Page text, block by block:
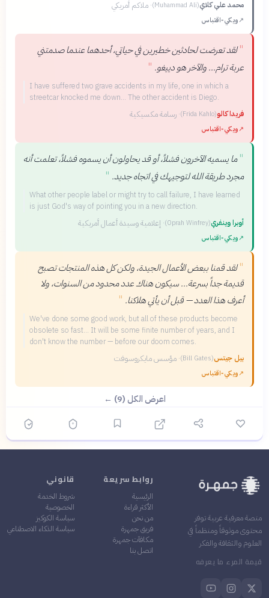
محمد علي كلاي
(Muhammad Ali)
· ملاكم أمريكي
↗ويكي‑اقتباس
" لقد تعرضت لحادثين خطيرين في حياتي، أحدهما عندما صدمتني
عربة ترام... والآخر هو دييغو. "
I have suffered two grave accidents in my life, one in which a
streetcar knocked me down... The other accident is Diego.
فريدا كالو
(Frida Kahlo)
· رسامة مكسيكية
↗ويكي‑اقتباس
" ما يسميه الآخرون فشلاً، أو قد يحاولون أن يسموه فشلاً، تعلمت أنه
مجرد طريقة الله لتوجيهك في اتجاه جديد. "
What other people label or might try to call failure, I have learned
is just God's way of pointing you in a new direction.
أوبرا وينفري
(Oprah Winfrey)
· إعلامية وسيدة أعمال أمريكية
↗ويكي‑اقتباس
" لقد قمنا ببعض الأعمال الجيدة، ولكن كل هذه المنتجات تصبح
قديمة جداً بسرعة... سيكون هناك عدد محدود من السنوات، ولا
أعرف هذا العدد — قبل أن يأتي هلاكنا. "
We've done some good work, but all of these products become
obsolete so fast... It will be some finite number of years, and I
don't know the number — before our doom comes.
بيل جيتس
(Bill Gates)
· مؤسس مايكروسوفت
↗ويكي‑اقتباس
اعرض الكل (9) ←
منصة معرفية عربية توفر
محتوى موثوقاً ومنظماً في
العلوم والثقافة والفكر
قيمة المرء ما يعرفه
روابط سريعة
الرئيسية
الأكثر قراءة
من نحن
فريق جمهرة
مكافآت جمهرة
اتصل بنا
قانوني
شروط الخدمة
الخصوصية
سياسة الكوكيز
سياسة الذكاء الاصطناعي